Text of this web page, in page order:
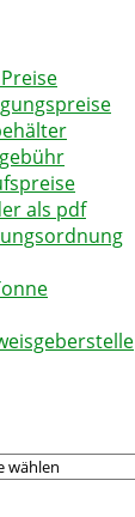
als pdf